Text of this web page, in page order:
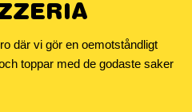
där vi gör en oemotståndligt
toppar med de godaste saker